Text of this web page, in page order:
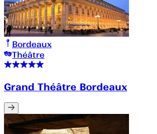
Bordeaux
Théâtre
Grand Théâtre Bordeaux